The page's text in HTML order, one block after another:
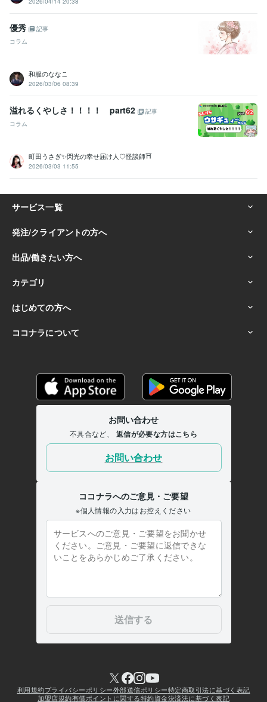
優秀
記事
コラム
和服のななこ
2026/03/06 08:39
溢れるくやしさ！！！！ part62
記事
コラム
町田うさぎ✨閃光の幸せ届け人♡怪談師⛩️
2026/03/03 11:55